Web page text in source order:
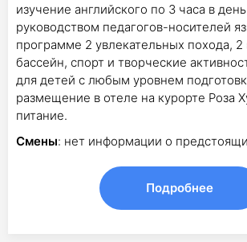
изучение английского по 3 часа в
руководством педагогов-носителей
программе 2 увлекательных похода,
бассейн, спорт и творческие
для детей с любым уровнем
размещение в отеле на курорте Роза
питание.
Смены: нет информации о
Подробнее